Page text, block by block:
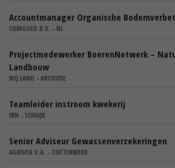
Accountmanager Organische
COMGOED B.V. - NL
Projectmedewerker BoerenNetwerk –
Landbouw
WIJ.LAND - ABCOUDE
Teamleider instroom kwekerij
IBN - SCHAIJK
Senior Adviseur Gewassenverzekeringen
AGRIVER U.A. - ZOETERMEER